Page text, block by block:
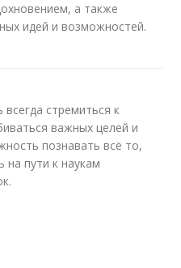
а также
идей и возможностей.
стремиться к
важных целей и
познавать всё то,
на пути к наукам